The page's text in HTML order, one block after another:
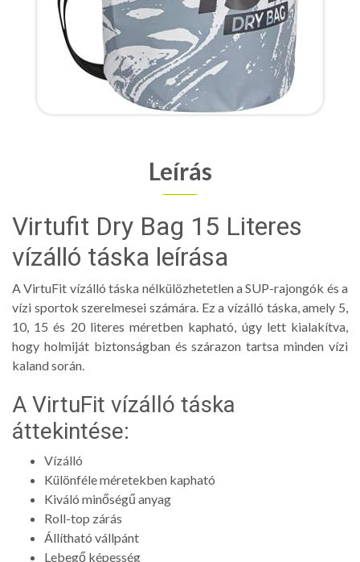
Leírás
Virtufit Dry Bag 15 Literes
vízálló táska leírása
A VirtuFit vízálló táska nélkülözhetetlen a SUP-rajongók és a
vízi sportok szerelmesei számára. Ez a vízálló táska, amely 5,
10, 15 és 20 literes méretben kapható, úgy lett kialakítva,
hogy holmiját biztonságban és szárazon tartsa minden vízi
kaland során.
A VirtuFit vízálló táska
áttekintése:
Vízálló
Különféle méretekben kapható
Kiváló minőségű anyag
Roll-top zárás
Állítható vállpánt
Lebegő képesség